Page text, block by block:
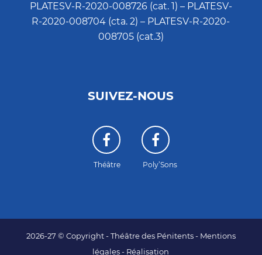
PLATESV-R-2020-008726 (cat. 1) – PLATESV-
R-2020-008704 (cta. 2) – PLATESV-R-2020-
008705 (cat.3)
SUIVEZ-NOUS
Théâtre Poly’Sons
2026-27 © Copyright - Théâtre des Pénitents - Mentions
légales- Réalisation